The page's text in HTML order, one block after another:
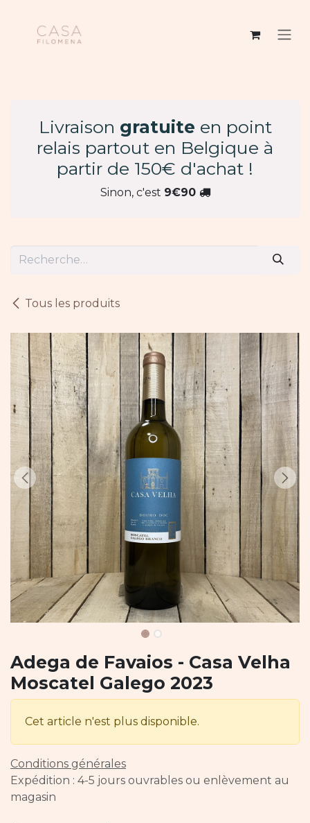
Livraison gratuite en point
relais partout en Belgique à
partir de 150€ d'achat !
Sinon, c'est 9€90
Tous les produits
Adega de Favaios - Casa Velha
Moscatel Galego 2023
Cet article n'est plus disponible.
Conditions générales
Expédition : 4-5 jours ouvrables ou enlèvement au
magasin